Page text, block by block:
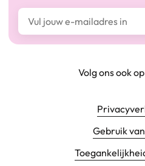
E-mailadres*
Footer
Gebruik
Volg ons ook op